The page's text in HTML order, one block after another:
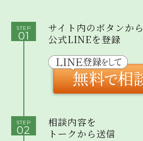
STEP
01
サイト内のボタンから
公式LINEを登録
STEP
02
相談内容を
トークから送信